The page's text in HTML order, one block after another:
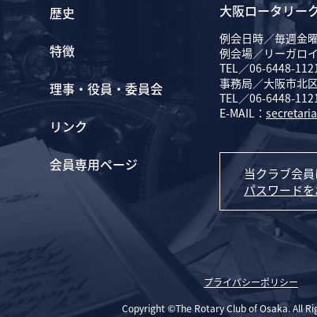
歴史
特徴
理事・役員・委員会
リンク
会員専用ページ
大阪ロータリー
例会日時／毎週金
例会場／リーガロ
TEL／06-6448-
事務局／大阪市北
TEL／06-6448-
E-MAIL：
当クラブ会
パスワード
プライバシーポリシー
Copyright ©The Rotary Club of Osaka. All